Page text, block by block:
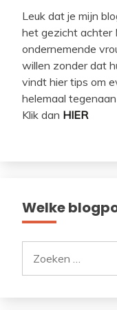
Leuk dat je mijn
het gezicht achter
ondernemende
willen zonder dat
vindt hier tips om
helemaal
Klik dan HIER
Welke
naar: